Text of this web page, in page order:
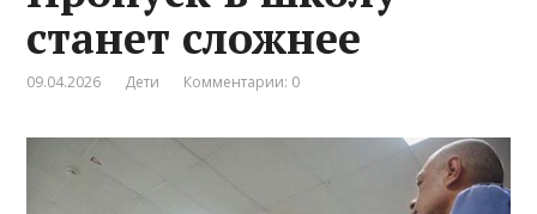
станет сложнее
09.04.2026 Дети Комментарии: 0